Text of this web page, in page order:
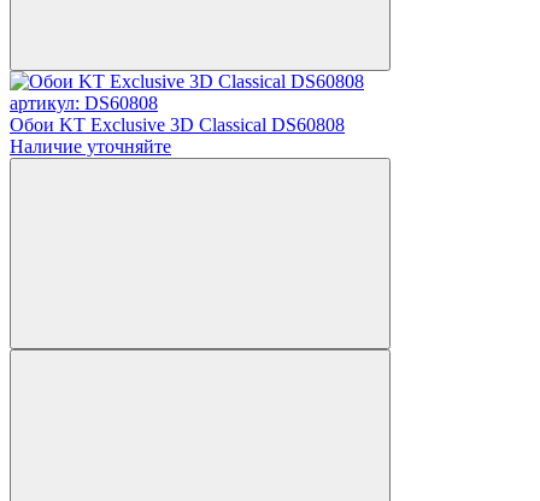
артикул: DS60808
Обои KT Exclusive 3D Classical DS60808
Наличие уточняйте